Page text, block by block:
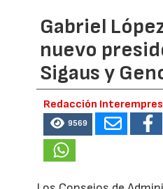
Gabriel
nuevo
Sigaus y
Redacción
9569